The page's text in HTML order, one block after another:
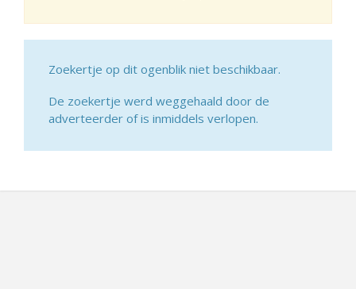
Zoekertje op dit ogenblik niet beschikbaar.
De zoekertje werd weggehaald door de
adverteerder of is inmiddels verlopen.